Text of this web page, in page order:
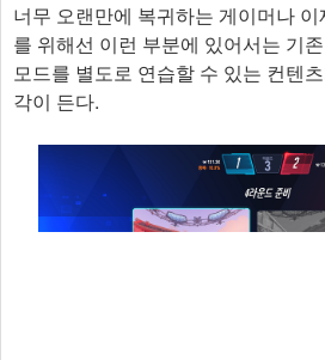
너무 오랜만에 복귀하는 게이머나
를 위해선 이런 부분에 있어서는 기
모드를 별도로 연습할 수 있는 컨텐
각이 든다.